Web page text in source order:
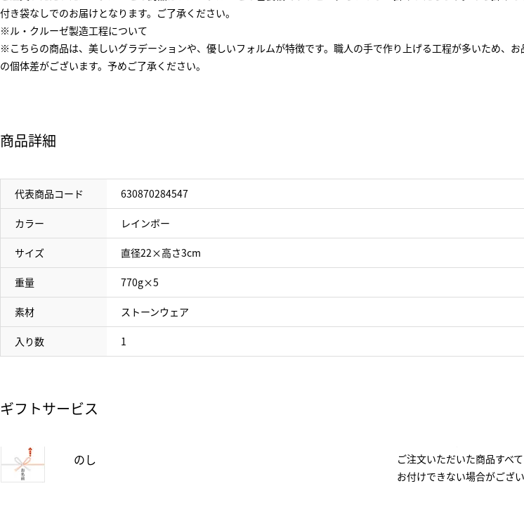
付き袋なしでのお届けとなります。ご了承ください。
※ル・クルーゼ製造工程について
※こちらの商品は、美しいグラデーションや、優しいフォルムが特徴です。職人の手で作り上げる工程が多いため、
の個体差がございます。予めご了承ください。
商品詳細
代表商品コード 630870284547
カラー レインボー
サイズ 直径22×高さ3cm
重量 770g×5
素材 ストーンウェア
入り数 1
ギフトサービス
のし
ご注文いただいた商品すべ
お付けできない場合がござ